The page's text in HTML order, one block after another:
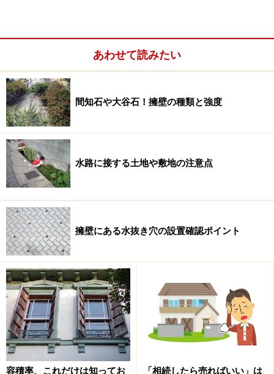
■ソニー不動産のサービスの特徴
（1） 米国型エージェント（代理人）制度の導入（公平
性）
（2） 仲介手数料の合理化 （合理性）
（3） 新しい情報システムの活用等による顧客ニーズの
追求（専門性）
少し分かりづらいので、背景を説明しましょう。
あわせて読みたい
間知石や大谷石！擁壁の種類と強度
水路に接する土地や敷地の注意点
擁壁にある水抜き穴の設置確認ポイント
容積率、これだけは知ってお
「相続したら売ればいい」は